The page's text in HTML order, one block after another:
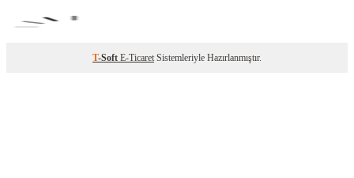
T-Soft E-Ticaret Sistemleriyle Hazırlanmıştır.